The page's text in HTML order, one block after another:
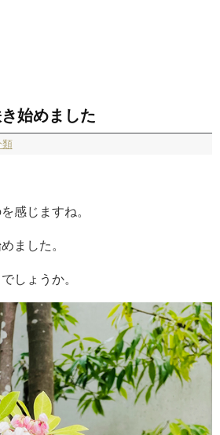
始めました
類
感じますね。
ました。
しょうか。